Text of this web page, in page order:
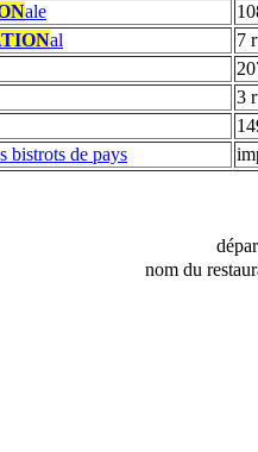
ale
al
7
3
bistrots de pays
nom du